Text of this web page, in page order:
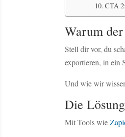
CTA
Warum
Stell dir vor, du
exportieren, in ein
Und wie wir
Die
Mit Tools wie